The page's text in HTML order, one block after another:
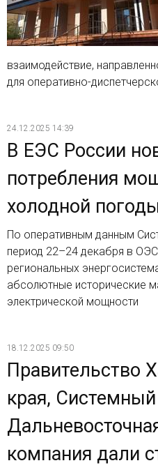
взаимодействие,
для оперативно-
24.12.2025 14:39
В ЕЭС России
потребления
холодной
По оперативным данным
период 22–24 декабря в
региональных
абсолютные исторические
электрической мощности
18.12.2025 09:50
Правительство
края,
компания дали